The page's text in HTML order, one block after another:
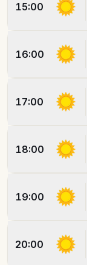
15:00
16:00
17:00
18:00
19:00
20:00